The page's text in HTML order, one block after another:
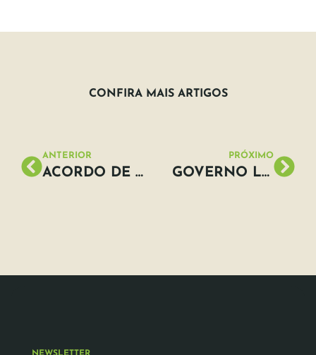
CONFIRA MAIS ARTIGOS
ANTERIOR
ACORDO DE PARIS É APROVADO NA COP 21
PRÓXIMO
GOVERNO LANÇA PROGRAMA PARA ESTIMULAR A GERAÇÃO DE ENERGIA PELOS CONSUMIDORES